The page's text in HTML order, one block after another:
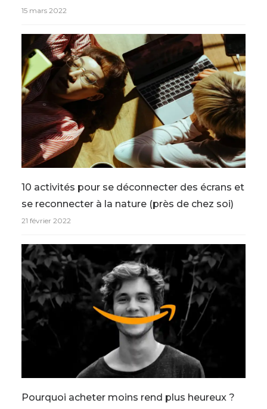
15 mars 2022
10 activités pour se déconnecter des écrans et
se reconnecter à la nature (près de chez soi)
21 février 2022
Pourquoi acheter moins rend plus heureux ?